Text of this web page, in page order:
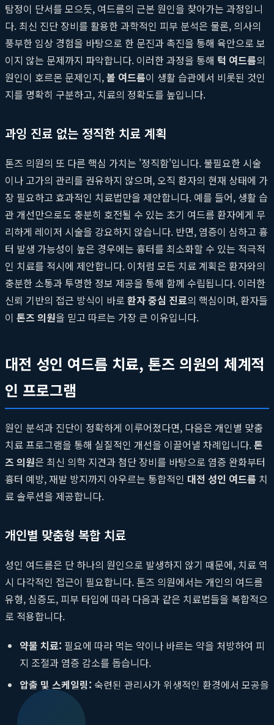
탐정이 단서를 모으듯, 여드름의 근본 원인을 찾아가는 과정입니
다. 최신 진단 장비를 활용한 과학적인 피부 분석은 물론, 의사의
풍부한 임상 경험을 바탕으로 한 문진과 촉진을 통해 육안으로 보
이지 않는 문제까지 파악합니다. 이러한 과정을 통해 턱 여드름의
원인이 호르몬 문제인지,볼 여드름이 생활 습관에서 비롯된 것인
지를 명확히 구분하고, 치료의 정확도를 높입니다.
과잉 진료 없는 정직한 치료 계획
톤즈 의원의 또 다른 핵심 가치는 '정직함'입니다. 불필요한 시술
이나 고가의 관리를 권유하지 않으며, 오직 환자의 현재 상태에 가
장 필요하고 효과적인 치료법만을 제안합니다. 예를 들어, 생활 습
관 개선만으로도 충분히 호전될 수 있는 초기 여드름 환자에게 무
리하게 레이저 시술을 강요하지 않습니다. 반면, 염증이 심하고 흉
터 발생 가능성이 높은 경우에는 흉터를 최소화할 수 있는 적극적
인 치료를 적시에 제안합니다. 이처럼 모든 치료 계획은 환자와의
충분한 소통과 투명한 정보 제공을 통해 함께 수립됩니다. 이러한
신뢰 기반의 접근 방식이 바로 환자 중심 진료의 핵심이며, 환자들
이 톤즈 의원을 믿고 따르는 가장 큰 이유입니다.
대전 성인 여드름 치료, 톤즈 의원의 체계적
인 프로그램
원인 분석과 진단이 정확하게 이루어졌다면, 다음은 개인별 맞춤
치료 프로그램을 통해 실질적인 개선을 이끌어낼 차례입니다.톤
즈 의원은 최신 의학 지견과 첨단 장비를 바탕으로 염증 완화부터
흉터 예방, 재발 방지까지 아우르는 통합적인 대전 성인 여드름 치
료 솔루션을 제공합니다.
개인별 맞춤형 복합 치료
성인 여드름은 단 하나의 원인으로 발생하지 않기 때문에, 치료 역
시 다각적인 접근이 필요합니다. 톤즈 의원에서는 개인의 여드름
유형, 심증도, 피부 타입에 따라 다음과 같은 치료법들을 복합적으
로 적용합니다.
약물 치료: 필요에 따라 먹는 약이나 바르는 약을 처방하여 피
지 조절과 염증 감소를 돕습니다.
압출 및 스케일링: 숙련된 관리사가 위생적인 환경에서 모공을
막고 있는 피지를 제거하고 각질을 정돈하여 염증 악화를 막습